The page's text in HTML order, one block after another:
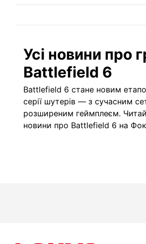
Усі новини про
Battlefield 6
Battlefield 6 стане новим
серії шутерів — з сучасним
розширеним геймплеєм.
новини про Battlefield 6 на